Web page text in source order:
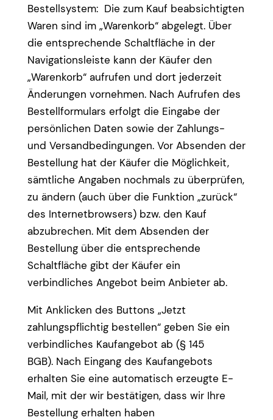
Bestellsystem: Die zum Kauf beabsichtigten
Waren sind im „Warenkorb“ abgelegt. Über
die entsprechende Schaltfläche in der
Navigationsleiste kann der Käufer den
„Warenkorb“ aufrufen und dort jederzeit
Änderungen vornehmen. Nach Aufrufen des
Bestellformulars erfolgt die Eingabe der
persönlichen Daten sowie der Zahlungs-
und Versandbedingungen. Vor Absenden der
Bestellung hat der Käufer die Möglichkeit,
sämtliche Angaben nochmals zu überprüfen,
zu ändern (auch über die Funktion „zurück“
des Internetbrowsers) bzw. den Kauf
abzubrechen. Mit dem Absenden der
Bestellung über die entsprechende
Schaltfläche gibt der Käufer ein
verbindliches Angebot beim Anbieter ab.
Mit Anklicken des Buttons „Jetzt
zahlungspflichtig bestellen“ geben Sie ein
verbindliches Kaufangebot ab (§ 145
BGB). Nach Eingang des Kaufangebots
erhalten Sie eine automatisch erzeugte E-
Mail, mit der wir bestätigen, dass wir Ihre
Bestellung erhalten haben